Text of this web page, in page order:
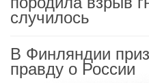
случилось
В Финляндии
правду о России